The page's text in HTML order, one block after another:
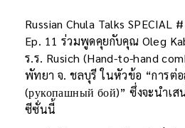
Russian Chula Talks SPECIAL
Ep. 11 ร่วมพูดคุยกับคุณ Oleg
ร.ร. Rusich (Hand-to-hand
พัทยา จ. ชลบุรี ในหัวข้อ “การต่
(рукопашный бой)” ซึ่งจะนำเ
ซีซั่นนี้